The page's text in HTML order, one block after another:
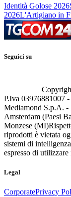
Identità Golose 2026
2026L'Artigiano in
Seguici su
P.Iva 03976881007
Mediamond S.p.A. -
Amsterdam (Paesi
Monzese (MI)
riprodotti è vietata
sistemi di
espresso di
Legal
CorporatePrivacy